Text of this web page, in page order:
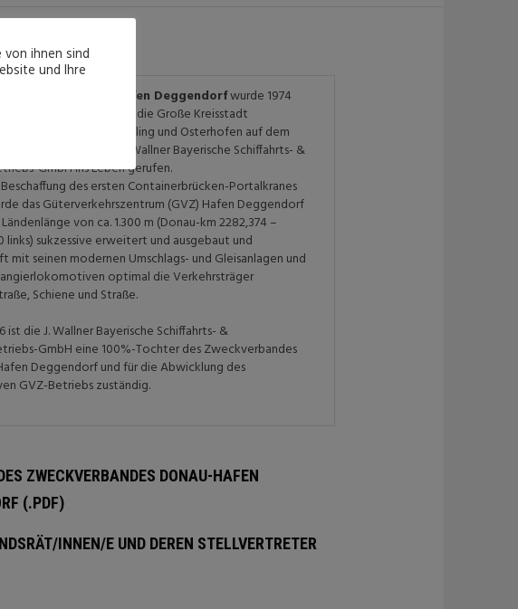
Donau-Hafen Deggendorfwurde 1974
Landkreis Deggendorf, die Große Kreisstadt
und die Städte Plattling und Osterhofen auf dem
1924 gegründeten J. Wallner Bayerische Schiffahrts- &
GmbH ins Leben gerufen.
des ersten Containerbrücken-Portalkranes
das Güterverkehrszentrum (GVZ) Hafen Deggendorf
von ca. 1.300 m (Donau-km 2282,374 –
links) sukzessive erweitert und ausgebaut und
mit seinen modernen Umschlags- und Gleisanlagen und
optimal die Verkehrsträger
Schiene und Straße.
ist die J. Wallner Bayerische Schiffahrts- &
GmbH eine 100%-Tochter des Zweckverbandes
Deggendorf und für die Abwicklung des
GVZ-Betriebs zuständig.
ZWECKVERBANDES DONAU-HAFEN
(.PDF)
INNEN/E UND DEREN STELLVERTRETER
ihnen sind
und Ihre